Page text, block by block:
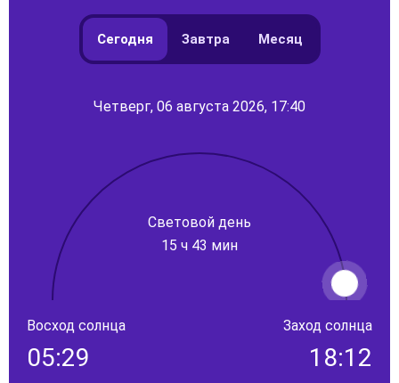
Сегодня Завтра Месяц
Четверг, 06 августа 2026, 17:40
Световой день
15 ч 43 мин
Восход солнца
05:29
Заход солнца
18:12